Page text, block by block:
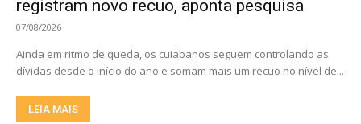
registram novo recuo, aponta pesquisa
07/08/2026
Ainda em ritmo de queda, os cuiabanos seguem controlando as
dívidas desde o início do ano e somam mais um recuo no nível de...
LEIA MAIS